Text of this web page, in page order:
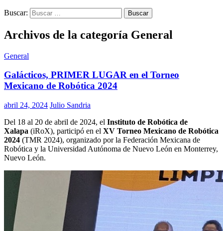
Buscar:
Archivos de la categoría General
General
Galácticos, PRIMER LUGAR en el Torneo
Mexicano de Robótica 2024
abril 24, 2024 Julio Sandria
Del 18 al 20 de abril de 2024, el Instituto de Robótica de
Xalapa (iRoX), participó en el XV Torneo Mexicano de Robótica
2024 (TMR 2024), organizado por la Federación Mexicana de
Robótica y la Universidad Autónoma de Nuevo León en Monterrey,
Nuevo León.